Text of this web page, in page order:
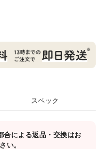
スペック
合による返品・交換はお
い。